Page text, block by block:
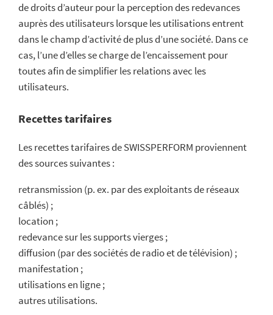
de droits d’auteur pour la perception des redevances
auprès des utilisateurs lorsque les utilisations entrent
dans le champ d’activité de plus d’une société. Dans ce
cas, l’une d’elles se charge de l’encaissement pour
toutes afin de simplifier les relations avec les
utilisateurs.
Recettes tarifaires
Les recettes tarifaires de SWISSPERFORM proviennent
des sources suivantes :
retransmission (p. ex. par des exploitants de réseaux
câblés) ;
location ;
redevance sur les supports vierges ;
diffusion (par des sociétés de radio et de télévision) ;
manifestation ;
utilisations en ligne ;
autres utilisations.